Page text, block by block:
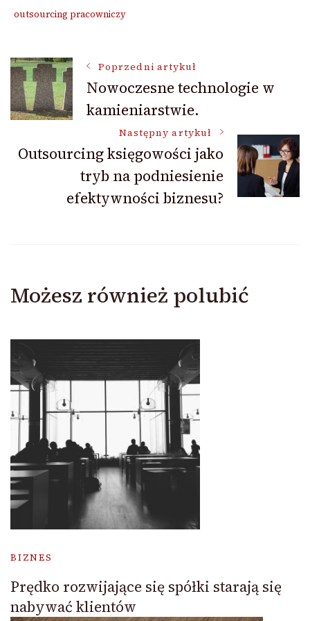
outsourcing pracowniczy
Nawigacja
wpisu
Poprzedni artykuł
Nowoczesne technologie w
kamieniarstwie.
Następny artykuł
Outsourcing księgowości jako
tryb na podniesienie
efektywności biznesu?
Możesz również polubić
BIZNES
Prędko rozwijające się spółki starają się
nabywać klientów